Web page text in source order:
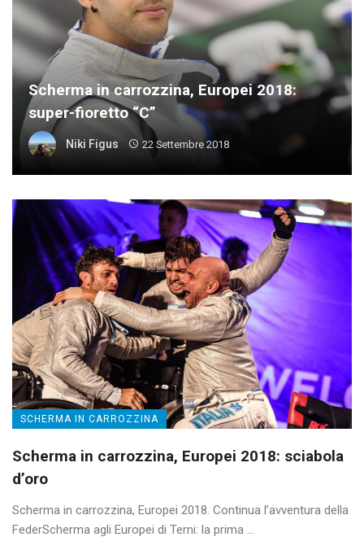
Scherma in carrozzina, Europei 2018:
super-fioretto “C”
Niki Figus 22 Settembre 2018
SCHERMA IN CARROZZINA
Scherma in carrozzina, Europei 2018: sciabola
d’oro
Scherma in carrozzina, Europei 2018. Continua l’avventura della
FederScherma agli Europei di Terni: la prima ...